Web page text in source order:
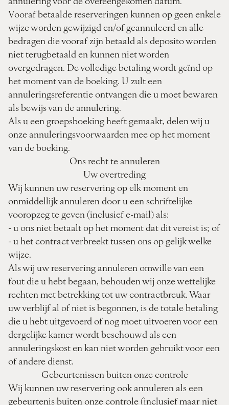
Vooraf betaalde reserveringen kunnen op geen enkele
wijze worden gewijzigd en/of geannuleerd en alle
bedragen die vooraf zijn betaald als deposito worden
niet terugbetaald en kunnen niet worden
overgedragen. De volledige betaling wordt geïnd op
het moment van de boeking. U zult een
annuleringsreferentie ontvangen die u moet bewaren
als bewijs van de annulering.
Als u een groepsboeking heeft gemaakt, delen wij u
onze annuleringsvoorwaarden mee op het moment
van de boeking.
Ons recht te annuleren
Uw overtreding
Wij kunnen uw reservering op elk moment en
onmiddellijk annuleren door u een schriftelijke
vooropzeg te geven (inclusief e-mail) als:
- u ons niet betaalt op het moment dat dit vereist is; of
- u het contract verbreekt tussen ons op gelijk welke
wijze.
Als wij uw reservering annuleren omwille van een
fout die u hebt begaan, behouden wij onze wettelijke
rechten met betrekking tot uw contractbreuk. Waar
uw verblijf al of niet is begonnen, is de totale betaling
die u hebt uitgevoerd of nog moet uitvoeren voor een
dergelijke kamer wordt beschouwd als een
annuleringskost en kan niet worden gebruikt voor een
of andere dienst.
Gebeurtenissen buiten onze controle
Wij kunnen uw reservering ook annuleren als een
gebeurtenis buiten onze controle (inclusief maar niet